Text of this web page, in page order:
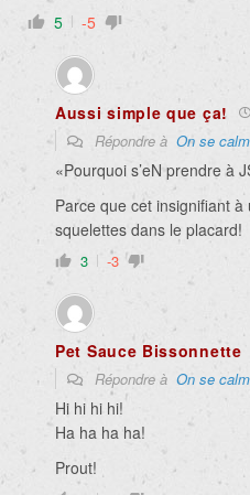
5 -5
Aussi simple que ça!
Répondre à On se
«Pourquoi s’eN prendre à
Parce que cet insignifiant
squelettes dans le placard!
3 -3
Pet Sauce Bissonnette
Répondre à On se
Hi hi hi hi!
Ha ha ha ha!
Prout!